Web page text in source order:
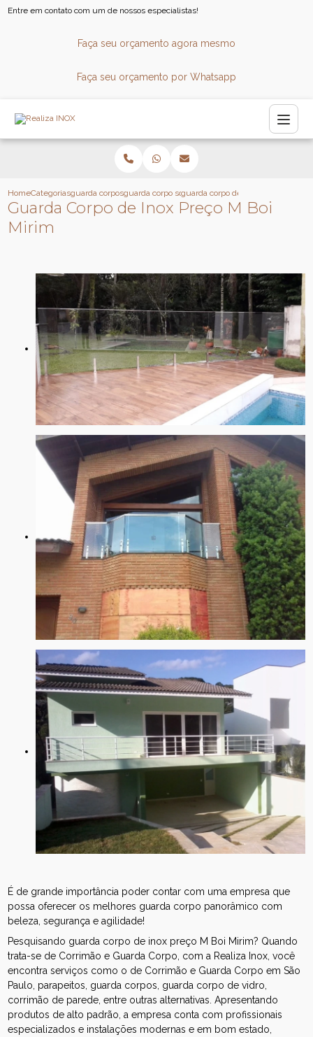
Entre em contato com um de nossos especialistas!
Faça seu orçamento agora mesmo
Faça seu orçamento por Whatsapp
HomeCategoriasguarda corposguarda corpo sob medidaguarda corpo de inox preco mboi
Guarda Corpo de Inox Preço M Boi
Mirim
É de grande importância poder contar com uma empresa que
possa oferecer os melhores guarda corpo panorâmico com
beleza, segurança e agilidade!
Pesquisando guarda corpo de inox preço M Boi Mirim? Quando
trata-se de Corrimão e Guarda Corpo, com a Realiza Inox, você
encontra serviços como o de Corrimão e Guarda Corpo em São
Paulo, parapeitos, guarda corpos, guarda corpo de vidro,
corrimão de parede, entre outras alternativas. Apresentando
produtos de alto padrão, a empresa conta com profissionais
especializados e instalações modernas e em bom estado,